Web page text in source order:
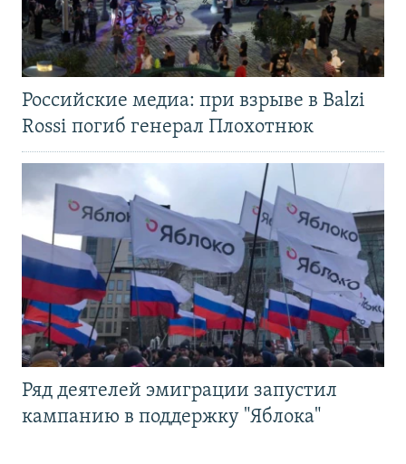
Российские медиа: при взрыве в Balzi
Rossi погиб генерал Плохотнюк
Ряд деятелей эмиграции запустил
кампанию в поддержку "Яблока"